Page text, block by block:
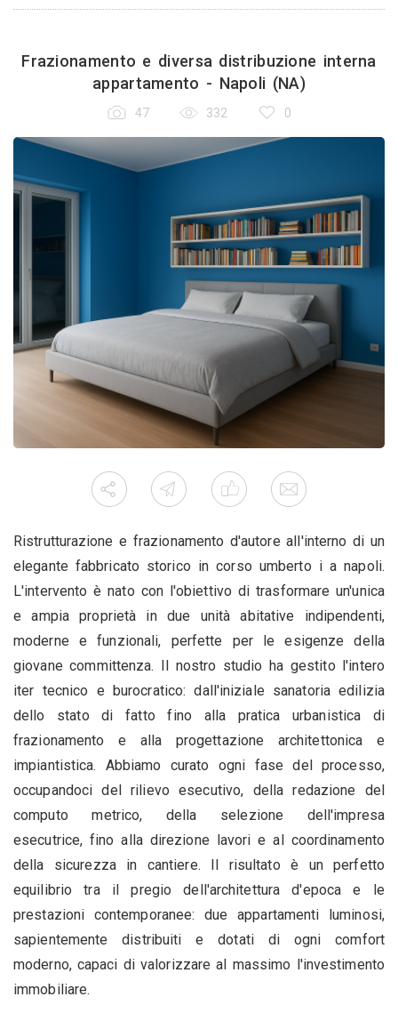
Frazionamento e diversa distribuzione interna
appartamento - Napoli (NA)
47 332 0
Ristrutturazione e frazionamento d'autore all'interno di un
elegante fabbricato storico in corso umberto i a napoli.
L'intervento è nato con l'obiettivo di trasformare un'unica
e ampia proprietà in due unità abitative indipendenti,
moderne e funzionali, perfette per le esigenze della
giovane committenza. Il nostro studio ha gestito l'intero
iter tecnico e burocratico: dall'iniziale sanatoria edilizia
dello stato di fatto fino alla pratica urbanistica di
frazionamento e alla progettazione architettonica e
impiantistica. Abbiamo curato ogni fase del processo,
occupandoci del rilievo esecutivo, della redazione del
computo metrico, della selezione dell'impresa
esecutrice, fino alla direzione lavori e al coordinamento
della sicurezza in cantiere. Il risultato è un perfetto
equilibrio tra il pregio dell'architettura d'epoca e le
prestazioni contemporanee: due appartamenti luminosi,
sapientemente distribuiti e dotati di ogni comfort
moderno, capaci di valorizzare al massimo l'investimento
immobiliare.